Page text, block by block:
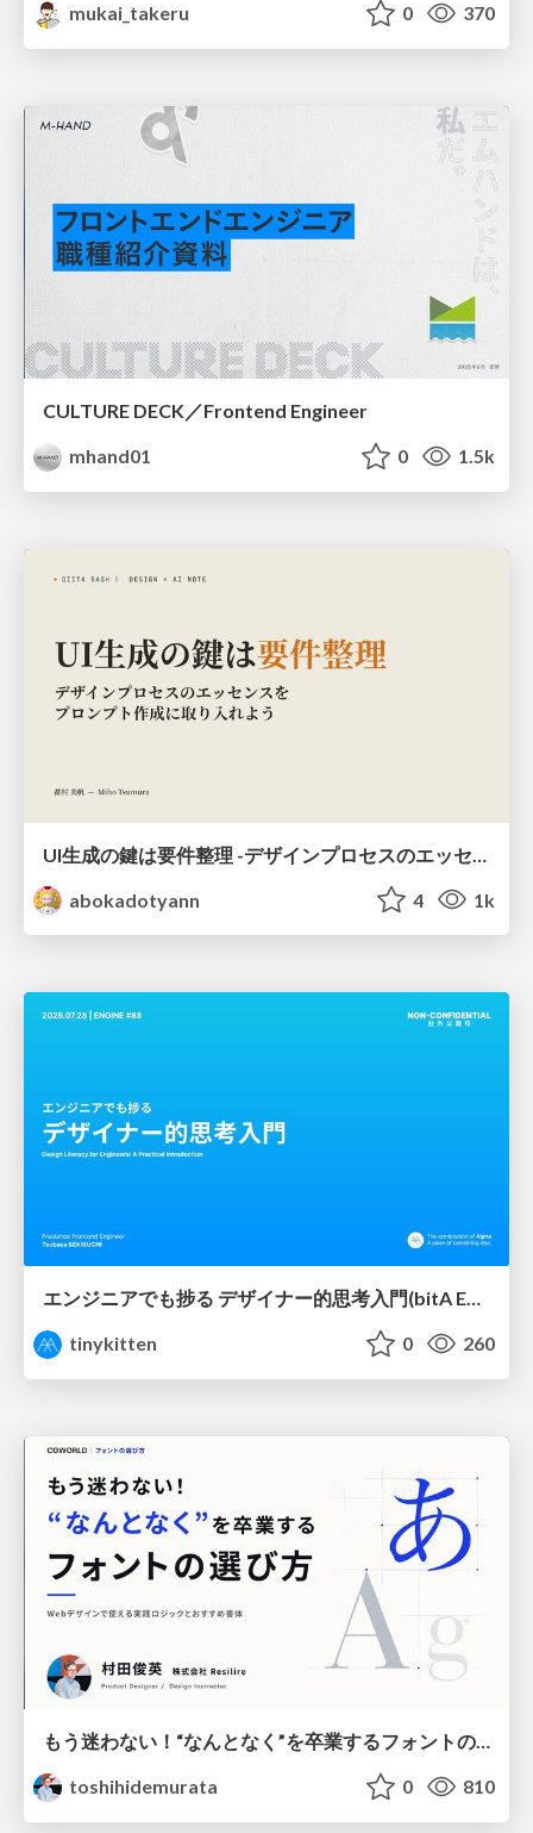
mukai_takeru
0 370
CULTURE DECK／Frontend Engineer
mhand01
0 1.5k
abokadotyann
4 1k
エンジニアでも捗る デザイナー的思考入門(bitA Edit 新ver)
tinykitten
0 260
もう迷わない！“なんとなく”を卒業するフォントの選び方【村田俊英】
toshihidemurata
0 810